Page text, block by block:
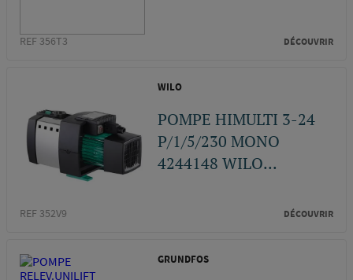
REF 356T3 DÉCOUVRIR
WILO
POMPE HIMULTI 3-24
P/1/5/230 MONO
4244148 WILO...
REF 352V9 DÉCOUVRIR
GRUNDFOS